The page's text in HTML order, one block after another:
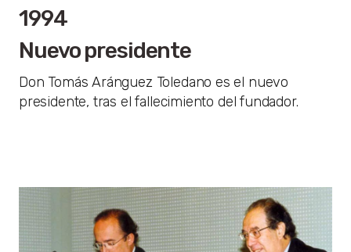
1994
Nuevo presidente
Don Tomás Aránguez Toledano es el nuevo
presidente, tras el fallecimiento del fundador.